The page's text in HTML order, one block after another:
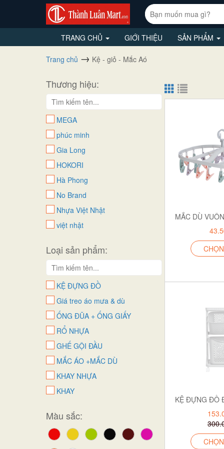
TRANG CHỦ GIỚI THIỆU SẢN PHẨM
Trang chủ Kệ - giỏ - Mắc Aó
Thương hiệu:
MEGA
phúc minh
Gia Long
HOKORI
Hà Phong
No Brand
Nhựa Việt Nhật
việt nhật
DUY TÂN
Trung Quốc
Loại sản phẩm:
KỆ ĐỰNG ĐỒ
Giá treo áo mưa & dù
ỐNG ĐŨA + ỐNG GIẤY
RỔ NHỰA
GHẾ GỘI ĐẦU
MẮC ÁO +MẮC DÙ
KHAY NHỰA
KHAY
BÌNH GALLON
GẮP ĐÁ
Màu sắc: